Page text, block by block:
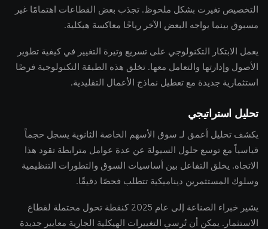
التخصيص تغيرت بشكل ملحوظ. تجذب بعض القطاعات اهتمامًا غير
مسبوق بينما يواجه البعض الآخر رياحًا معاكسة هيكلية.
يعمل الابتكار التكنولوجي على تسريع وتيرة التغيير في كيفية تطوير
الأصول وإدارتها والتعامل معها. تخلق هذه الطبقة التكنولوجية فرصًا
استثمارية جديدة مع تعطيل نماذج الأعمال التقليدية.
تحليل استراتيجي
يكشف تحليل أعمق لـ سوق الأسهم الخاصة الثانوية يسجل حجماً
قياسياً مع توسع حلول السيولة عن عدة عوامل مترابطة تقود هذا
الاتجاه. يخلق التفاعل بين أساسيات السوق والتطورات التنظيمية
وسلوك المستثمرين ديناميكية تتطلب فحصًا دقيقًا.
يشير خبراء الصناعة إلى عام 2025 كنقطة تحول محتملة لقطاع
الاستثمار. يمكن أن تُرسي التغييرات الهيكلية الجارية معايير جديدة